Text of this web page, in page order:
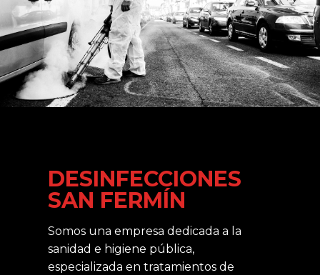
DESINFECCIONES
SAN FERMÍN
Somos una empresa dedicada a la
sanidad e higiene pública,
especializada en tratamientos de